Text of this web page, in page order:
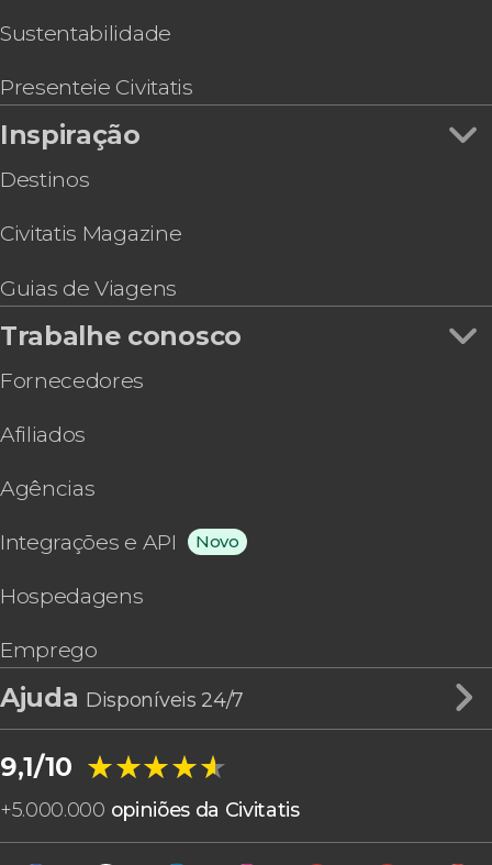
Sustentabilidade
Presenteie Civitatis
Inspiração
Destinos
Civitatis Magazine
Guias de Viagens
Trabalhe conosco
Fornecedores
Afiliados
Agências
Integrações e API Novo
Hospedagens
Emprego
Ajuda Disponíveis 24/7
9,1/10 ★★★★★
★★★★★
+5.000.000 opiniões da Civitatis